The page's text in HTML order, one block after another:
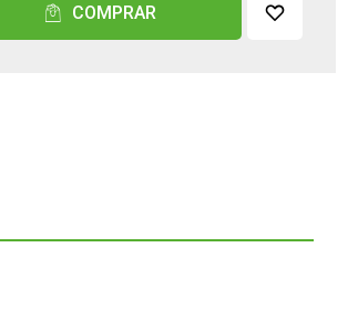
COMPRAR